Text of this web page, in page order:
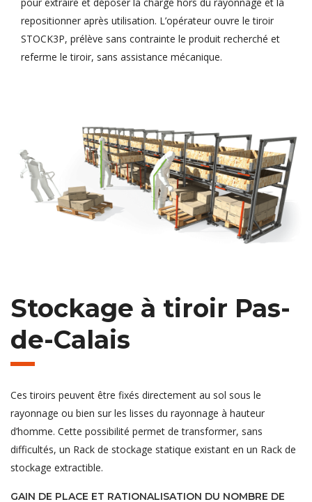
repositionner après utilisation. L’opérateur ouvre le tiroir
STOCK3P, prélève sans contrainte le produit recherché et
referme le tiroir, sans assistance mécanique.
Stockage à tiroir Pas-
de-Calais
Ces tiroirs peuvent être fixés directement au sol sous le
rayonnage ou bien sur les lisses du rayonnage à hauteur
d’homme. Cette possibilité permet de transformer, sans
difficultés, un Rack de stockage statique existant en un Rack de
stockage extractible.
GAIN DE PLACE ET RATIONALISATION DU NOMBRE DE